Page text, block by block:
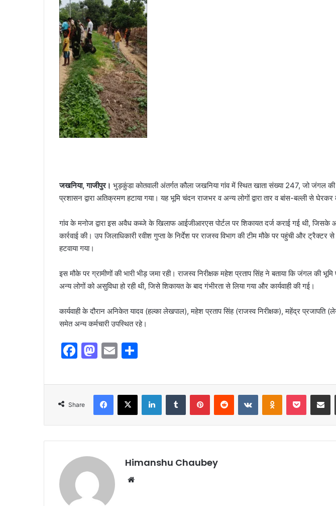
जखनिया, गाजीपुर। भुड़कुंडा कोतवाली अंतर्गत कौला जखनिया गांव में स्थित खाता संख्या 247, जो जंगल
प्रशासन द्वारा अतिक्रमण हटाया गया। यह भूमि चंदन राजभर व अन्य लोगों द्वारा तार व बांस-बल्ली से
गांव के मनोज द्वारा इस अवैध कब्जे के खिलाफ आईजीआरएस पोर्टल पर शिकायत दर्ज कराई गई थी,
कार्रवाई की। उप जिलाधिकारी रवीश गुप्ता के निर्देश पर राजस्व विभाग की टीम मौके पर पहुंची और
हटवाया गया।
इस मौके पर ग्रामीणों की भारी भीड़ जमा रही। राजस्व निरीक्षक महेश प्रताप सिंह ने बताया कि जंगल की
अन्य लोगों को असुविधा हो रही थी, जिसे शिकायत के बाद गंभीरता से लिया गया और कार्यवाही की गई।
कार्यवाही के दौरान अनिकेत यादव (हल्का लेखपाल), महेश प्रताप सिंह (राजस्व निरीक्षक), महेंद्र
समेत अन्य कर्मचारी उपस्थित रहे।
F
c
e
o
o
k
M
st
o
d
o
n
E
ai
l
ar
e
Share
Himanshu Chaubey